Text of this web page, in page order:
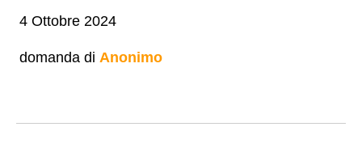
4 Ottobre 2024
domanda di Anonimo